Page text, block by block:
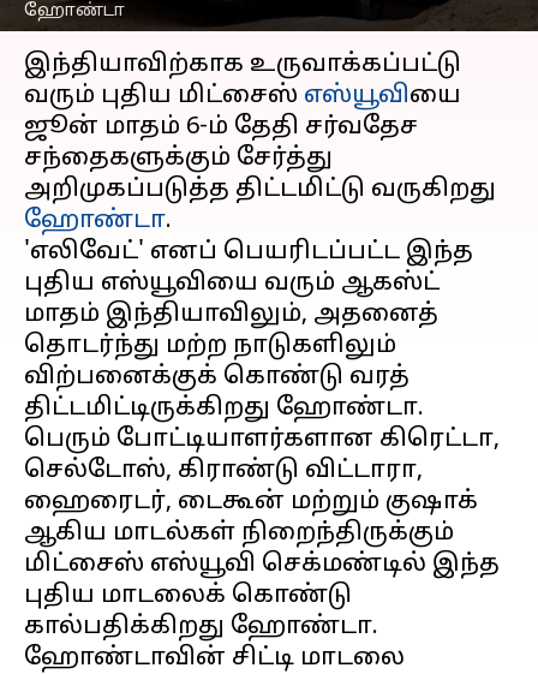
ஹோண்டா
செய்தி முன்னோட்டம்
இந்தியாவிற்காக உருவாக்கப்பட்டு
வரும் புதிய மிட்சைஸ் எஸ்யூவியை
ஜூன் மாதம் 6-ம் தேதி சர்வதேச
சந்தைகளுக்கும் சேர்த்து
அறிமுகப்படுத்த திட்டமிட்டு வருகிறது
ஹோண்டா.
'எலிவேட்' எனப் பெயரிடப்பட்ட இந்த
புதிய எஸ்யூவியை வரும் ஆகஸ்ட்
மாதம் இந்தியாவிலும், அதனைத்
தொடர்ந்து மற்ற நாடுகளிலும்
விற்பனைக்குக் கொண்டு வரத்
திட்டமிட்டிருக்கிறது ஹோண்டா.
பெரும் போட்டியாளர்களான கிரெட்டா,
செல்டோஸ், கிராண்டு விட்டாரா,
ஹைரைடர், டைகூன் மற்றும் குஷாக்
ஆகிய மாடல்கள் நிறைந்திருக்கும்
மிட்சைஸ் எஸ்யூவி செக்மண்டில் இந்த
புதிய மாடலைக் கொண்டு
கால்பதிக்கிறது ஹோண்டா.
ஹோண்டாவின் சிட்டி மாடலை